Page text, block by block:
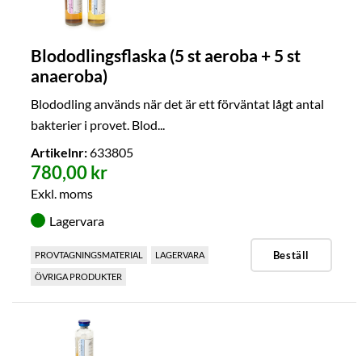
Blododlingsflaska (5 st aeroba + 5 st
anaeroba)
Blododling används när det är ett förväntat lågt antal
bakterier i provet. Blod...
Artikelnr:633805
780,00 kr
Exkl. moms
Lagervara
PROVTAGNINGSMATERIAL LAGERVARA
ÖVRIGA PRODUKTER
Beställ